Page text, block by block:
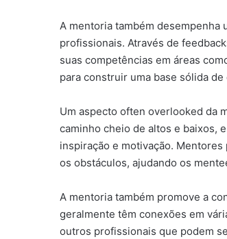
A mentoria também desempenha
profissionais. Através de
suas competências em áreas
para construir uma base sólida
Um aspecto often overlooked da
caminho cheio de altos e baixos,
inspiração e motivação.
os obstáculos, ajudando os
A mentoria também promove a
geralmente têm conexões em
outros profissionais que podem